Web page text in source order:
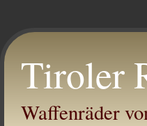
Tiroler
Waffenräder